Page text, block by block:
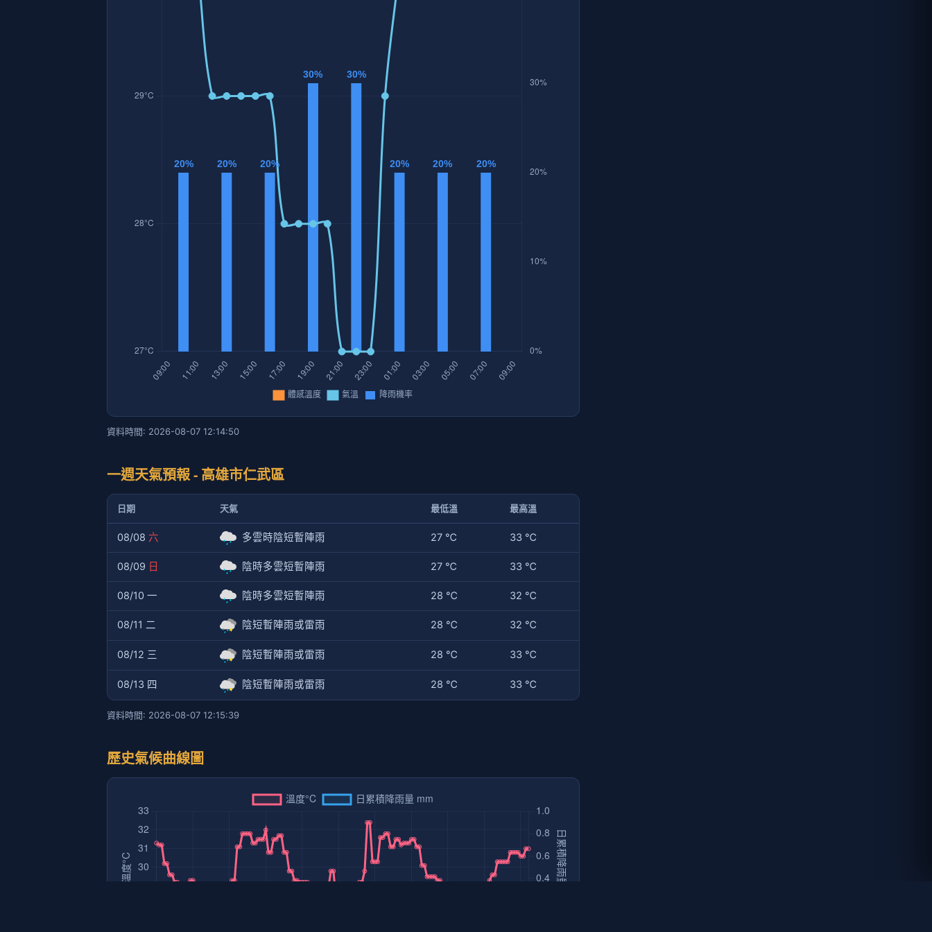
資料時間: 2026-08-07 12:14:50
一週天氣預報 - 高雄市仁武區
日期 天氣 最低溫 最高溫
08/08 六 多雲時陰短暫陣雨 27 ℃ 33 ℃
08/09 日 陰時多雲短暫陣雨 27 ℃ 33 ℃
08/10 一 陰時多雲短暫陣雨 28 ℃ 32 ℃
08/11 二 陰短暫陣雨或雷雨 28 ℃ 32 ℃
08/12 三 陰短暫陣雨或雷雨 28 ℃ 33 ℃
08/13 四 陰短暫陣雨或雷雨 28 ℃ 33 ℃
資料時間: 2026-08-07 12:15:39
歷史氣候曲線圖